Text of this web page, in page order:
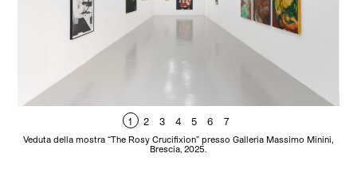
1 2 3 4 5 6 7
Veduta della mostra “The Rosy Crucifixion” presso Galleria Massimo Minini,
Brescia, 2025.